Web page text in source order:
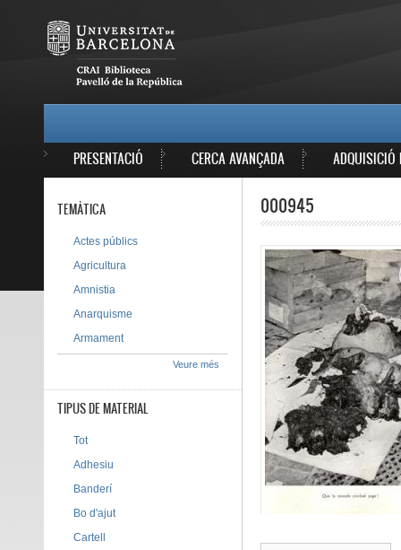
PRESENTACIÓ CERCA AVANÇADA ADQUISICIÓ
000945
TEMÀTICA
Actes públics
Agricultura
Amnistia
Anarquisme
Armament
Veure més
TIPUS DE MATERIAL
Tot
Adhesiu
Banderí
Bo d'ajut
Cartell